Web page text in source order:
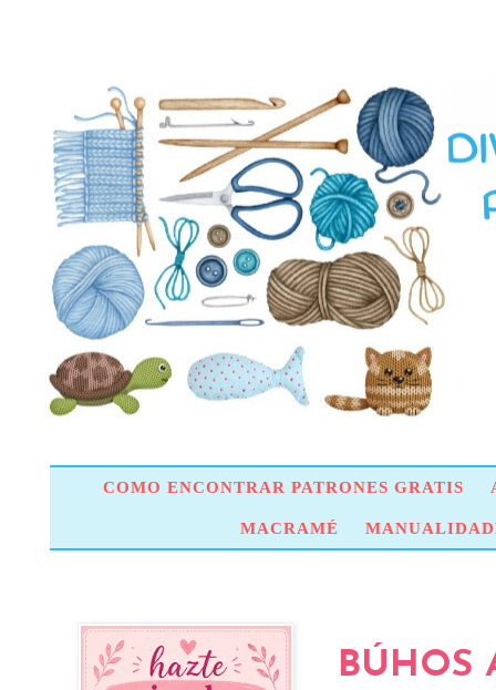
COMO ENCONTRAR PATRONES GRATIS
MACRAMÉ
BÚHOS